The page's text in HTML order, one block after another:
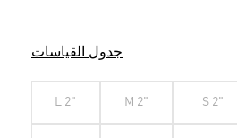
جدول القياسات
S 2"
M 2"
L 2"